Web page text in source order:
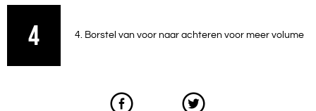
4 4. Borstel van voor naar achteren voor meer volume